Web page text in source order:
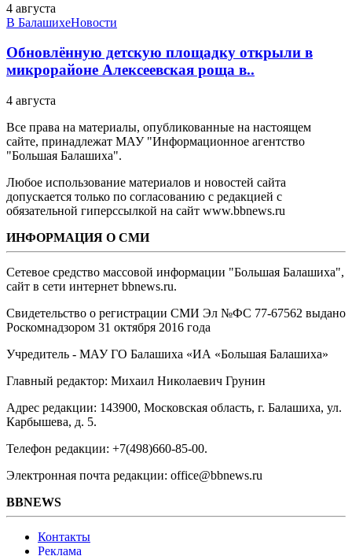
4 августа
В БалашихеНовости
Обновлённую детскую площадку открыли в
микрорайоне Алексеевская роща в..
4 августа
Все права на материалы, опубликованные на настоящем
сайте, принадлежат МАУ "Информационное агентство
"Большая Балашиха".
Любое использование материалов и новостей сайта
допускается только по согласованию с редакцией с
обязательной гиперссылкой на сайт www.bbnews.ru
ИНФОРМАЦИЯ О СМИ
Сетевое средство массовой информации "Большая Балашиха",
сайт в сети интернет bbnews.ru.
Свидетельство о регистрации СМИ Эл №ФС ‎77-67562 выдано
Роскомнадзором 31 октября 2016 года
Учредитель - МАУ ГО Балашиха «ИА «Большая Балашиха»
Главный редактор: Михаил Николаевич Грунин
Адрес редакции: 143900, Московская область, г. Балашиха, ул.
Карбышева, д. 5.
Телефон редакции: +7(498)660-85-00.
Электронная почта редакции: office@bbnews.ru
BBNEWS
Контакты
Реклама